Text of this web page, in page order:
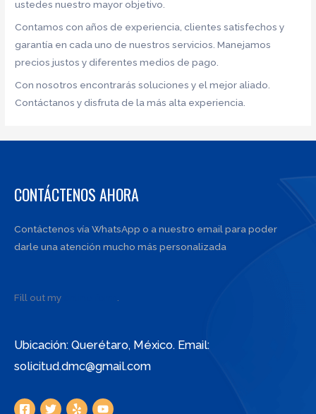
ustedes nuestro mayor objetivo.
Contamos con años de experiencia, clientes satisfechos y
garantía en cada uno de nuestros servicios. Manejamos
precios justos y diferentes medios de pago.
Con nosotros encontrarás soluciones y el mejor aliado.
Contáctanos y disfruta de la más alta experiencia.
CONTÁCTENOS AHORA
Contáctenos vía WhatsApp o a nuestro email para poder
darle una atención mucho más personalizada
Fill out my .
Ubicación: Querétaro, México. Email:
solicitud.dmc@gmail.com